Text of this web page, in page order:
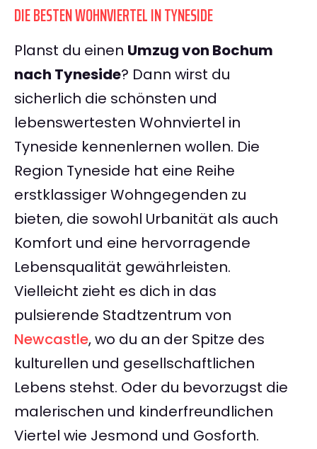
DIE BESTEN WOHNVIERTEL IN TYNESIDE
Planst du einen Umzug von Bochum
nach Tyneside? Dann wirst du
sicherlich die schönsten und
lebenswertesten Wohnviertel in
Tyneside kennenlernen wollen. Die
Region Tyneside hat eine Reihe
erstklassiger Wohngegenden zu
bieten, die sowohl Urbanität als auch
Komfort und eine hervorragende
Lebensqualität gewährleisten.
Vielleicht zieht es dich in das
pulsierende Stadtzentrum von
Newcastle, wo du an der Spitze des
kulturellen und gesellschaftlichen
Lebens stehst. Oder du bevorzugst die
malerischen und kinderfreundlichen
Viertel wie Jesmond und Gosforth.